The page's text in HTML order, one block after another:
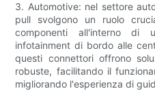
3. Automotive: nel settore
pull svolgono un ruolo
componenti all'interno di
infotainment di bordo alle
questi connettori offrono
robuste, facilitando il
migliorando l'esperienza di